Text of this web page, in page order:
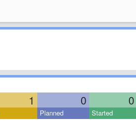
1 0 0
Planned Started